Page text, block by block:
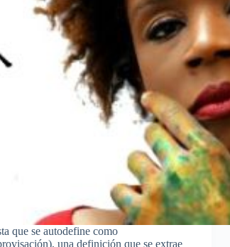
que se autodefine como
una definición que se extrae